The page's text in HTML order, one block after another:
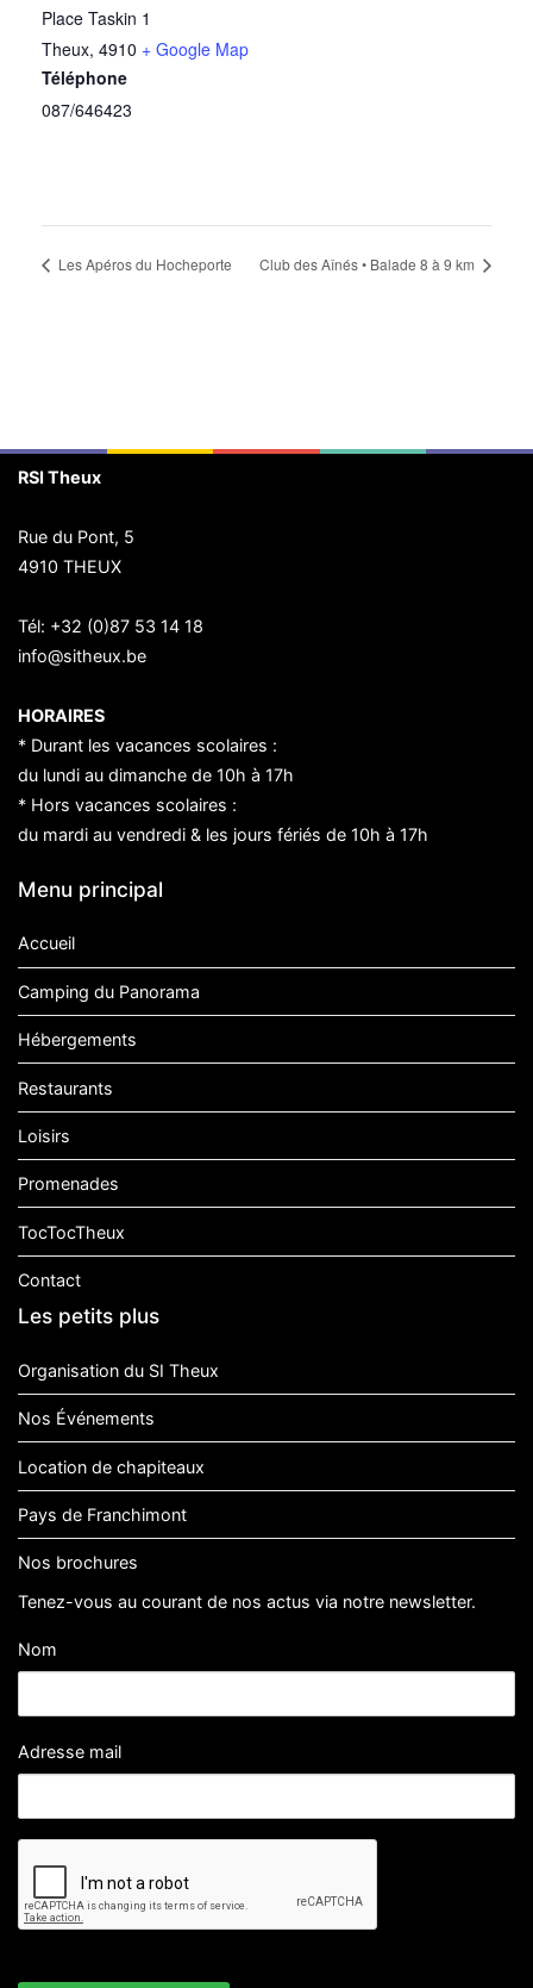
Place Taskin 1
Theux, 4910 + Google Map
Téléphone
087/646423
Les Apéros du Hocheporte Club des Aînés • Balade 8 à 9 km
RSI Theux
Rue du Pont, 5
4910 THEUX
Tél: +32 (0)87 53 14 18
info@sitheux.be
HORAIRES
* Durant les vacances scolaires :
du lundi au dimanche de 10h à 17h
* Hors vacances scolaires :
du mardi au vendredi & les jours fériés de 10h à 17h
Menu principal
Accueil
Camping du Panorama
Hébergements
Restaurants
Loisirs
Promenades
TocTocTheux
Contact
Les petits plus
Organisation du SI Theux
Nos Événements
Location de chapiteaux
Pays de Franchimont
Nos brochures
Tenez-vous au courant de nos actus via notre newsletter.
Nom
Adresse mail